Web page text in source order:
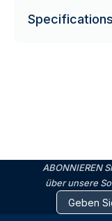
Specifications
ABONNIEREN
über unsere